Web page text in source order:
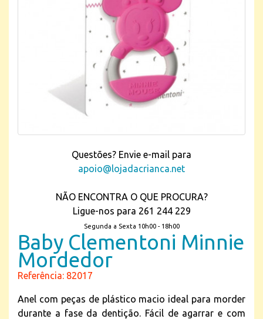
Questões? Envie e-mail para
apoio@lojadacrianca.net
NÃO ENCONTRA O QUE PROCURA?
Ligue-nos para 261 244 229
Segunda a Sexta 10h00 - 18h00
Baby Clementoni Minnie
Mordedor
Referência: 82017
Anel com peças de plástico macio ideal para morder
durante a fase da dentição. Fácil de agarrar e com